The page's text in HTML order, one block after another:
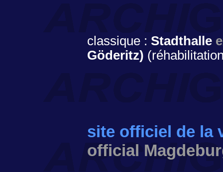
classique : Stadthalle
Göderitz)
site officiel de la
official